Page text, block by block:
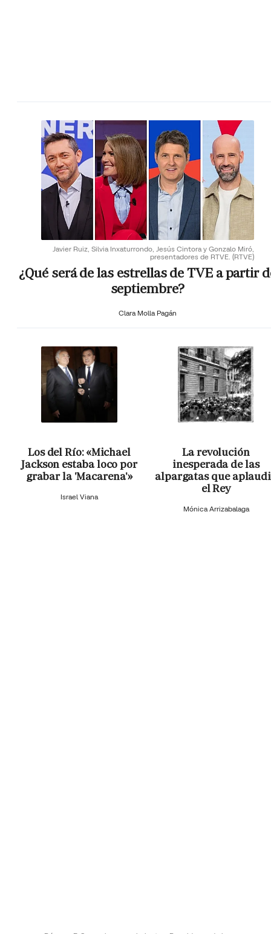
Javier Ruiz, Silvia Inxaturrondo, Jesús Cintora y Gonzalo Miró,
presentadores de RTVE. (RTVE)
¿Qué será de las estrellas de TVE a partir
septiembre?
Clara Molla Pagán
Los del Río: «Michael
Jackson estaba loco por
grabar la 'Macarena'»
Israel Viana
La revolución
inesperada de las
alpargatas que
el Rey
Mónica Arrizabalaga